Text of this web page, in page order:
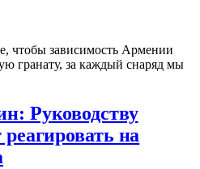
чтобы зависимость Армении
гранату, за каждый снаряд мы
Руководству
на